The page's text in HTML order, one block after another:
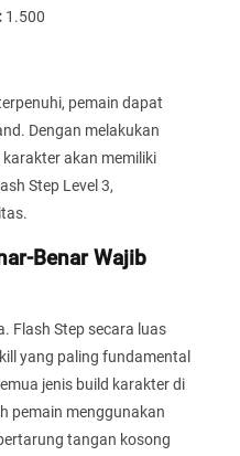
1.500
pemain dapat
Dengan melakukan
akan memiliki
Step Level 3,
Benar Wajib
Flash Step secara luas
yang paling fundamental
jenis build karakter di
pemain menggunakan
tangan kosong